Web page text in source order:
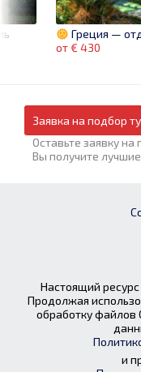
Греция —
от € 430
Заявка на подбор
Оставьте заявку
Вы получите
Настоящий
Продолжая
обработку файлов
и